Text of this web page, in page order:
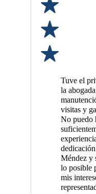
Tuve el
la
visitas y
No puedo
Méndez y
lo posible
mis